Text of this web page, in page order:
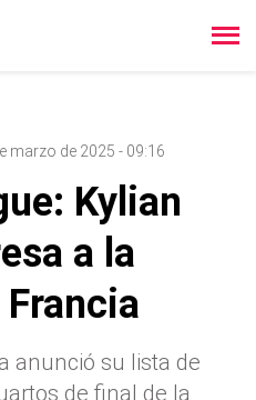
marzo de 2025 - 09:16
Kylian
a la
anunció su lista de
de final de la